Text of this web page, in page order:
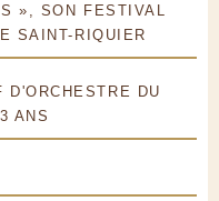
», SON FESTIVAL
SAINT-RIQUIER
DU
ANS